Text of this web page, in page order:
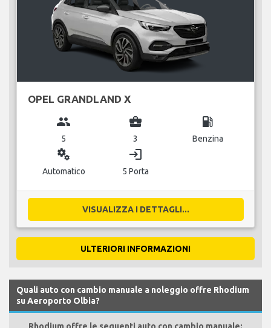
OPEL GRANDLAND X
group
5
business_center
3
local_gas_station
Benzina
miscellaneous_services
Automatico
login
5 Porta
VISUALIZZA I DETTAGLI...
ULTERIORI INFORMAZIONI
Quali auto con cambio manuale a noleggio offre Rhodium
su Aeroporto Olbia?
Rhodium offre le seguenti auto con cambio manuale: